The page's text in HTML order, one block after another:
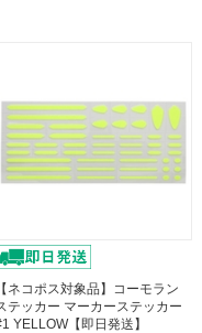
【ネコポス対象品】コーモラン
テッカー マーカーステッカー
YELLOW【即日発送】